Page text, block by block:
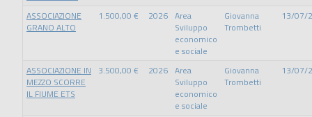
ASSOCIAZIONE
GRANO ALTO
1.500,00 € 2026 Area
Sviluppo
economico
e sociale
Giovanna
Trombetti
13/07/
ASSOCIAZIONE IN
MEZZO SCORRE
IL FIUME ETS
3.500,00 € 2026 Area
Sviluppo
economico
e sociale
Giovanna
Trombetti
13/07/